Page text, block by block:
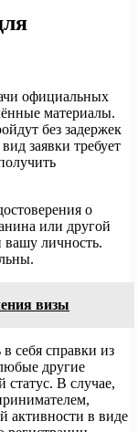
официальных
материалы.
без задержек
заявки требует
о
или другой
личность.
визы
себя справки из
другие
В случае,
активности в виде